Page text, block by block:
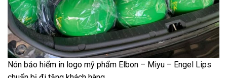
Nón bảo hiểm in logo mỹ phẩm Elbon – Miyu – Engel Lips